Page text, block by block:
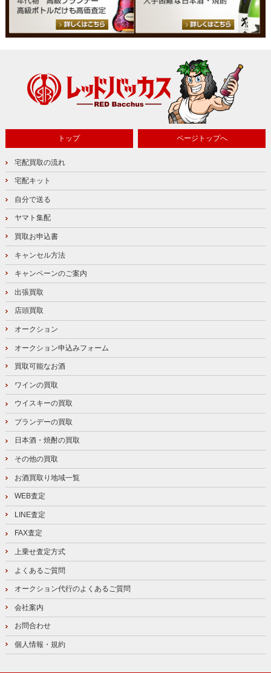
トップ ページトップへ
宅配買取の流れ
宅配キット
自分で送る
ヤマト集配
買取お申込書
キャンセル方法
キャンペーンのご案内
出張買取
店頭買取
オークション
オークション申込みフォーム
買取可能なお酒
ワインの買取
ウイスキーの買取
ブランデーの買取
日本酒・焼酎の買取
その他の買取
お酒買取り地域一覧
WEB査定
LINE査定
FAX査定
上乗せ査定方式
よくあるご質問
オークション代行のよくあるご質問
会社案内
お問合わせ
個人情報・規約